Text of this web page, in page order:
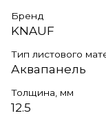
Бренд
KNAUF
Тип листового
Аквапанель
Толщина, мм
12.5